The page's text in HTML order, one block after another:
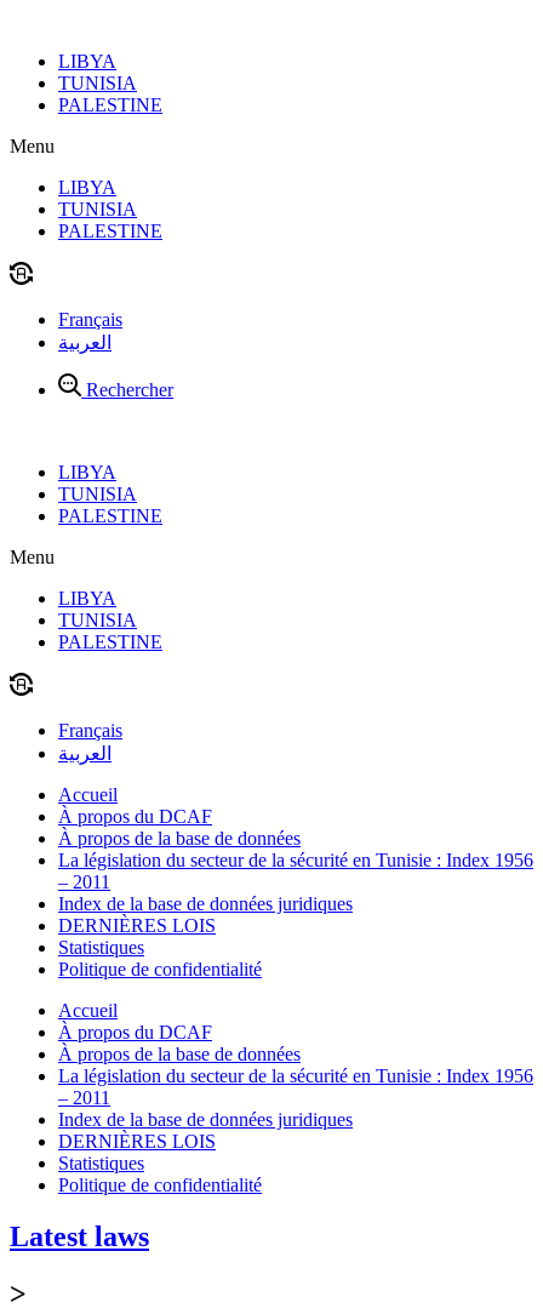
contenuLIBYA
TUNISIA
PALESTINE
Menu
LIBYA
TUNISIA
PALESTINE
Français
العربية
Rechercher
LIBYA
TUNISIA
PALESTINE
Menu
LIBYA
TUNISIA
PALESTINE
Français
العربية
Accueil
À propos du DCAF
À propos de la base de données
La législation du secteur de la sécurité en Tunisie : Index 1956
– 2011
Index de la base de données juridiques
DERNIÈRES LOIS
Statistiques
Politique de confidentialité
Accueil
À propos du DCAF
À propos de la base de données
La législation du secteur de la sécurité en Tunisie : Index 1956
– 2011
Index de la base de données juridiques
DERNIÈRES LOIS
Statistiques
Politique de confidentialité
Latest laws
>